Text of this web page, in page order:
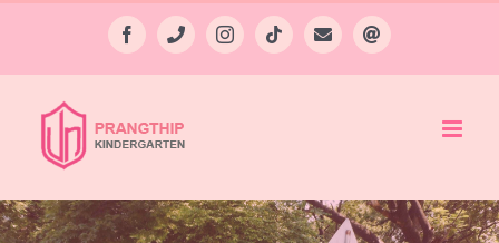
FacebookPhoneInstagramTiktokEmail Line